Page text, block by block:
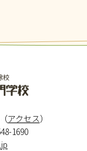
校
アクセス）
1690